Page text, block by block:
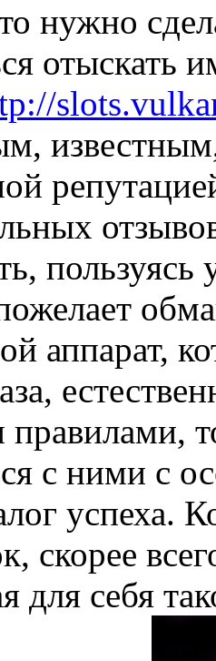
нужно
отыскать
пользуясь
аппарат,
с ними с
успеха.
скорее
для себя